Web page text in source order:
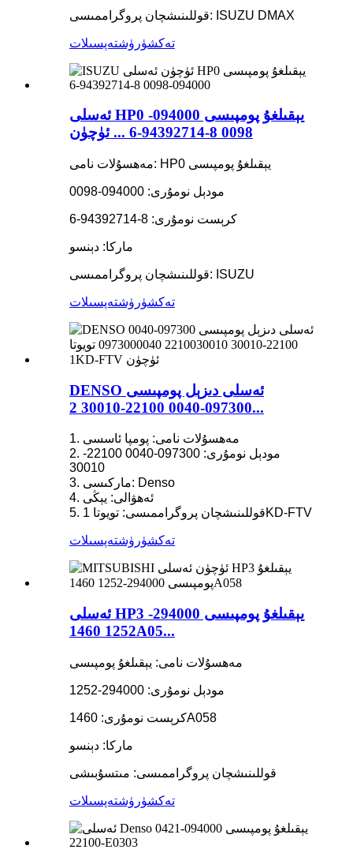
قوللىنىشچان پروگراممىسى: ISUZU DMAX
تەكشۈرۈشتەپسىلات
ئەسلى HP0 يېقىلغۇ پومپىسى 094000-
0098 8-94392714-6 ... ئۈچۈن
مەھسۇلات نامى: HP0 يېقىلغۇ پومپىسى
مودېل نومۇرى: 094000-0098
كرېست نومۇرى: 8-94392714-6
ماركا: دېنسو
قوللىنىشچان پروگراممىسى: ISUZU
تەكشۈرۈشتەپسىلات
DENSO ئەسلى دىزېل پومپىسى
097300-0040 22100-30010 2...
1. مەھسۇلات نامى: پومپا ئاسسى
2. مودېل نومۇرى: 097300-0040 22100-
30010
3. ماركىسى: Denso
4. ئەھۋالى: يېڭى
5. قوللىنىشچان پروگراممىسى: تويوتا 1KD-FTV
تەكشۈرۈشتەپسىلات
ئەسلى HP3 يېقىلغۇ پومپىسى 294000-
1252 1460A05...
مەھسۇلات نامى: يېقىلغۇ پومپىسى
مودېل نومۇرى: 294000-1252
كرېست نومۇرى: 1460A058
ماركا: دېنسو
قوللىنىشچان پروگراممىسى: مىتسۇبىشى
تەكشۈرۈشتەپسىلات